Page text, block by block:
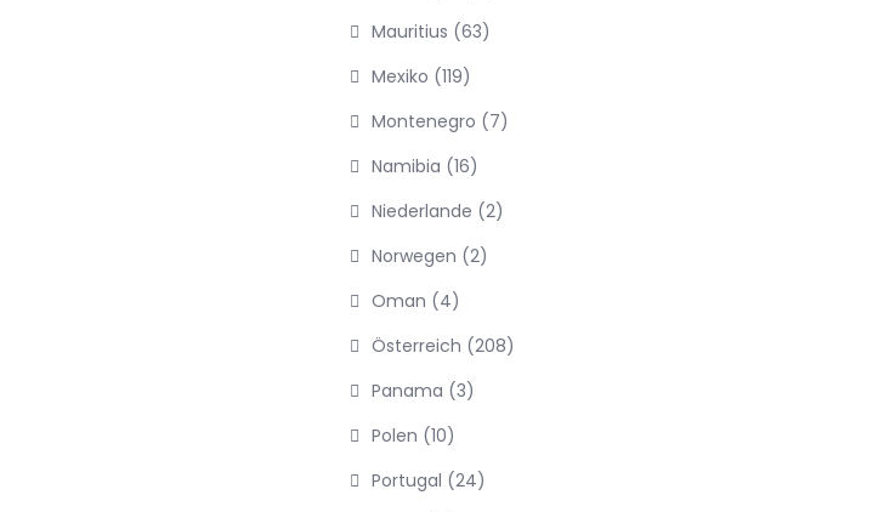
Mauritius (63)
Mexiko (119)
Montenegro (7)
Namibia (16)
Niederlande (2)
Norwegen (2)
Oman (4)
Österreich (208)
Panama (3)
Polen (10)
Portugal (24)